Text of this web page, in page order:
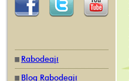
Rabodeají
Blog Rabodeají